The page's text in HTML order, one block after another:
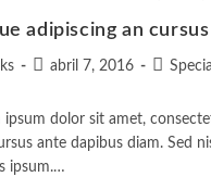
adipiscing an cursus
Publicación
entrada:
abril 7, 2016
Categoría
entrada:
ipsum dolor sit amet,
ante dapibus diam. Sed
ipsum.…